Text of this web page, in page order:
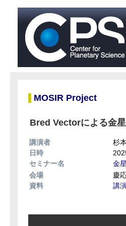
MOSIR Project
Bred Vectorによる金
講演者
杉
日時
セミナー名
金
会場
慶
資料
講